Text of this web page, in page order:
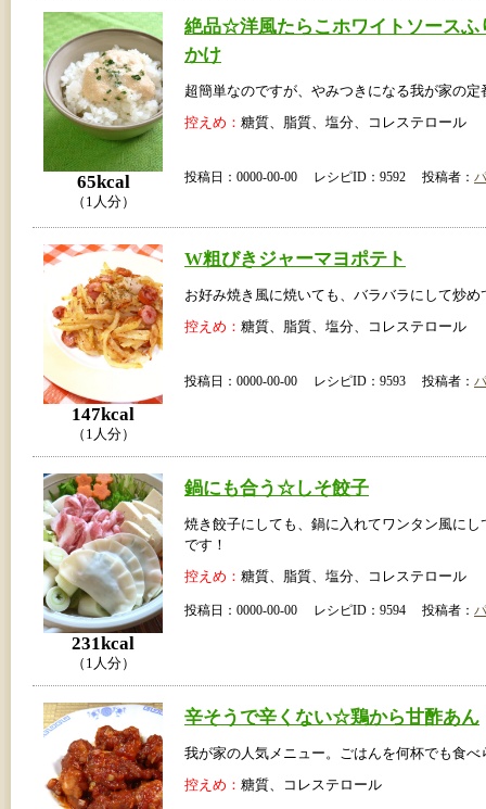
65kcal
（1人分）
絶品☆洋風たらこホワイトソースふ
かけ
超簡単なのですが、やみつきになる我が家の定
控えめ： 糖質、脂質、塩分、コレステロール
投稿日：0000-00-00 レシピID：9592 投稿者：
147kcal
（1人分）
W粗びきジャーマヨポテト
お好み焼き風に焼いても、バラバラにして炒め
控えめ： 糖質、脂質、塩分、コレステロール
投稿日：0000-00-00 レシピID：9593 投稿者：
231kcal
（1人分）
鍋にも合う☆しそ餃子
焼き餃子にしても、鍋に入れてワンタン風にし
です！
控えめ： 糖質、脂質、塩分、コレステロール
投稿日：0000-00-00 レシピID：9594 投稿者：
辛そうで辛くない☆鶏から甘酢あん
我が家の人気メニュー。ごはんを何杯でも食べ
控えめ： 糖質、コレステロール